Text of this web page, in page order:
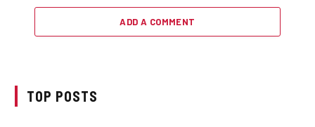
ADD A COMMENT
TOP POSTS